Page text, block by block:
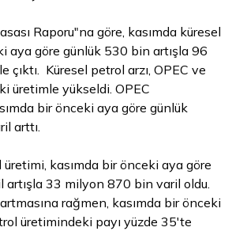
Raporu"na göre, kasımda küresel
aya göre günlük 530 bin artışla 96
Küresel petrol arzı, OPEC ve
üretimle yükseldi. OPEC
bir önceki aya göre günlük
arttı.
kasımda bir önceki aya göre
33 milyon 870 bin varil oldu.
rağmen, kasımda bir önceki
üretimindeki payı yüzde 35'te